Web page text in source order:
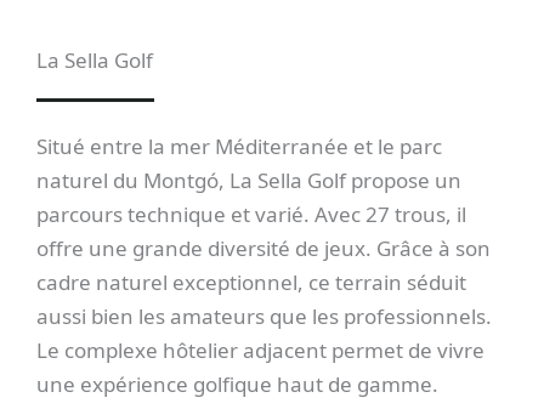
La Sella Golf
Situé entre la mer Méditerranée et le parc
naturel du Montgó, La Sella Golf propose un
parcours technique et varié. Avec 27 trous, il
offre une grande diversité de jeux. Grâce à son
cadre naturel exceptionnel, ce terrain séduit
aussi bien les amateurs que les professionnels.
Le complexe hôtelier adjacent permet de vivre
une expérience golfique haut de gamme.